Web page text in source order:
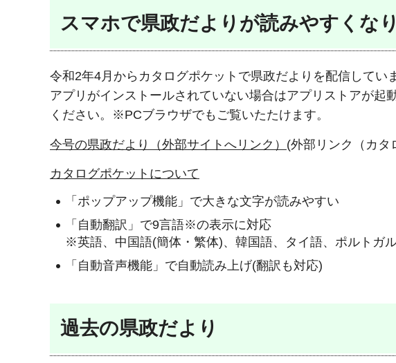
スマホで県政だよりが読みやすくな
令和2年4月からカタログポケットで県政だよりを配信してい
アプリがインストールされていない場合はアプリストアが起
ください。※PCブラウザでもご覧いたたけます。
今号の県政だより（外部サイトへリンク） (外部リンク（カタ
カタログポケットについて
「ポップアップ機能」で大きな文字が読みやすい
「自動翻訳」で9言語※の表示に対応
※英語、中国語(簡体・繁体)、韓国語、タイ語、ポルトガ
「自動音声機能」で自動読み上げ(翻訳も対応)
過去の県政だより